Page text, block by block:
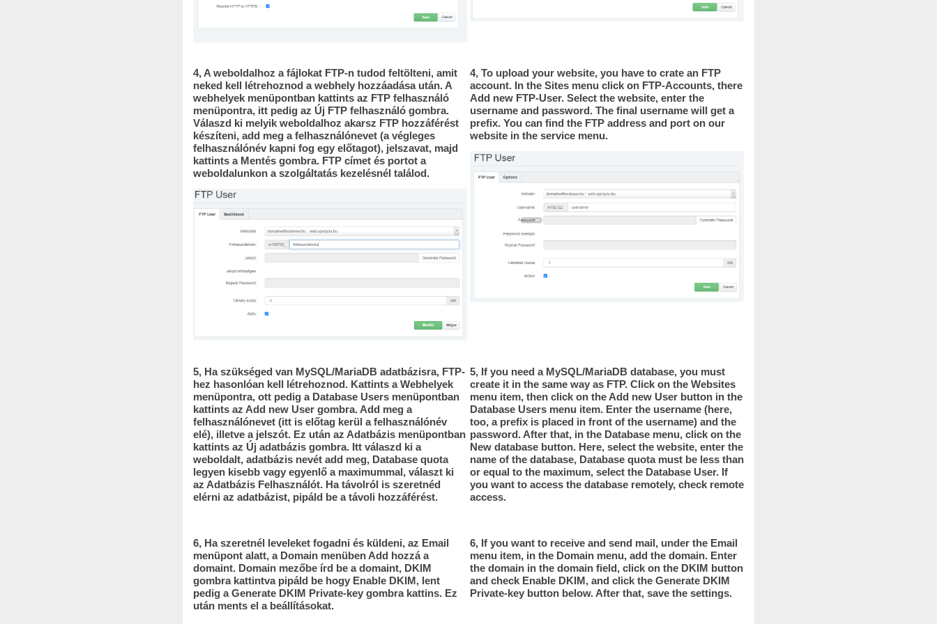
4, A weboldalhoz a fájlokat FTP-n tudod feltölteni, amit
neked kell létrehoznod a webhely hozzáadása után. A
webhelyek menüpontban kattints az FTP felhasználó
menüpontra, itt pedig az Új FTP felhasználó gombra.
Válaszd ki melyik weboldalhoz akarsz FTP hozzáférést
készíteni, add meg a felhasználónevet (a végleges
felhasználónév kapni fog egy előtagot), jelszavat, majd
kattints a Mentés gombra. FTP címet és portot a
weboldalunkon a szolgáltatás kezelésnél találod.
4, To upload your website, you have to crate an FTP
account. In the Sites menu click on FTP-Accounts, there
Add new FTP-User. Select the website, enter the
username and password. The final username will get a
prefix. You can find the FTP address and port on our
website in the service menu.
5, Ha szükséged van MySQL/MariaDB adatbázisra, FTP-
hez hasonlóan kell létrehoznod. Kattints a Webhelyek
menüpontra, ott pedig a Database Users menüpontban
kattints az Add new User gombra. Add meg a
felhasználónevet (itt is előtag kerül a felhasználónév
elé), illetve a jelszót. Ez után az Adatbázis menüpontban
kattints az Új adatbázis gombra. Itt válaszd ki a
weboldalt, adatbázis nevét add meg, Database quota
legyen kisebb vagy egyenlő a maximummal, választ ki
az Adatbázis Felhasználót. Ha távolról is szeretnéd
elérni az adatbázist, pipáld be a távoli hozzáférést.
5, If you need a MySQL/MariaDB database, you must
create it in the same way as FTP. Click on the Websites
menu item, then click on the Add new User button in the
Database Users menu item. Enter the username (here,
too, a prefix is placed in front of the username) and the
password. After that, in the Database menu, click on the
New database button. Here, select the website, enter the
name of the database, Database quota must be less than
or equal to the maximum, select the Database User. If
you want to access the database remotely, check remote
access.
6, Ha szeretnél leveleket fogadni és küldeni, az Email
menüpont alatt, a Domain menüben Add hozzá a
domaint. Domain mezőbe írd be a domaint, DKIM
gombra kattintva pipáld be hogy Enable DKIM, lent
pedig a Generate DKIM Private-key gombra kattins. Ez
után ments el a beállításokat.
6, If you want to receive and send mail, under the Email
menu item, in the Domain menu, add the domain. Enter
the domain in the domain field, click on the DKIM button
and check Enable DKIM, and click the Generate DKIM
Private-key button below. After that, save the settings.